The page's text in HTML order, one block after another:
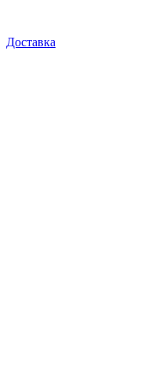
Доставка